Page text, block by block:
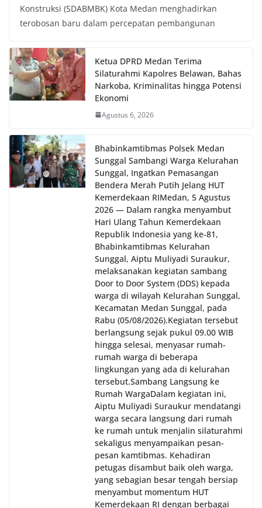
Konstruksi (SDABMBK) Kota Medan menghadirkan
terobosan baru dalam percepatan pembangunan
Ketua DPRD Medan Terima
Silaturahmi Kapolres Belawan, Bahas
Narkoba, Kriminalitas hingga Potensi
Ekonomi
Agustus 6, 2026
Bhabinkamtibmas Polsek Medan
Sunggal Sambangi Warga Kelurahan
Sunggal, Ingatkan Pemasangan
Bendera Merah Putih Jelang HUT
Kemerdekaan RI‎‎Medan, 5 Agustus
2026 — Dalam rangka menyambut
Hari Ulang Tahun Kemerdekaan
Republik Indonesia yang ke-81,
Bhabinkamtibmas Kelurahan
Sunggal, Aiptu Muliyadi Suraukur,
melaksanakan kegiatan sambang
Door to Door System (DDS) kepada
warga di wilayah Kelurahan Sunggal,
Kecamatan Medan Sunggal, pada
Rabu (05/08/2026).‎‎Kegiatan tersebut
berlangsung sejak pukul 09.00 WIB
hingga selesai, menyasar rumah-
rumah warga di beberapa
lingkungan yang ada di kelurahan
tersebut.‎Sambang Langsung ke
Rumah Warga‎Dalam kegiatan ini,
Aiptu Muliyadi Suraukur mendatangi
warga secara langsung dari rumah
ke rumah untuk menjalin silaturahmi
sekaligus menyampaikan pesan-
pesan kamtibmas. Kehadiran
petugas disambut baik oleh warga,
yang sebagian besar tengah bersiap
menyambut momentum HUT
Kemerdekaan RI dengan berbagai